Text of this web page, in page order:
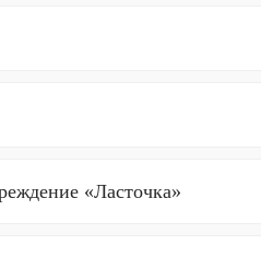
«Ласточка»